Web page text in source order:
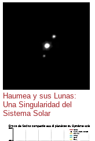
Haumea y sus Lunas:
Una Singularidad del
Sistema Solar